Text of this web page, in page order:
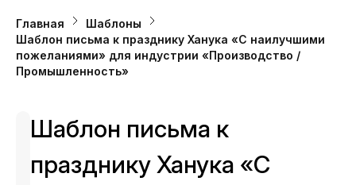
Главная
Шаблоны
Шаблон письма к празднику Ханука «С наилучшими
пожеланиями» для индустрии «Производство /
Промышленность»
Шаблон письма к
празднику Ханука «С